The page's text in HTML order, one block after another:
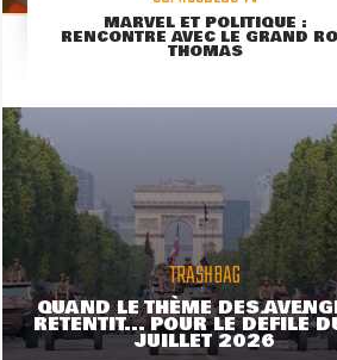
MARVEL ET POLITIQUE :
RENCONTRE AVEC LE GRAND
THOMAS
TRASHBAG
QUAND LE THÈME DES
RETENTIT... POUR LE DÉFILÉ
JUILLET 2026